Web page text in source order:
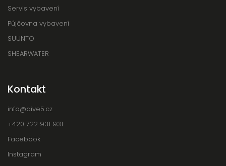
Servis vybavení
Půjčovna vybavení
SUUNTO
SHEARWATER
Kontakt
info@dive5.cz
+420 722 931 931
Facebook
Instagram